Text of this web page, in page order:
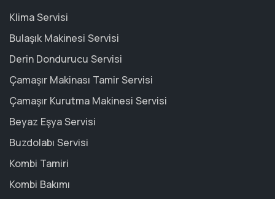
Klima Servisi
Bulaşık Makinesi Servisi
Derin Dondurucu Servisi
Çamaşır Makinası Tamir Servisi
Çamaşır Kurutma Makinesi Servisi
Beyaz Eşya Servisi
Buzdolabı Servisi
Kombi Tamiri
Kombi Bakımı